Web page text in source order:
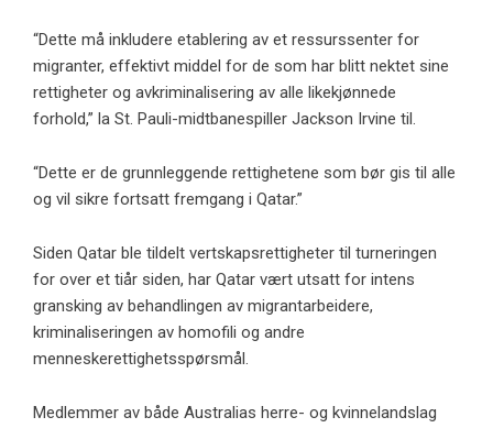
“Dette må inkludere etablering av et ressurssenter for
migranter, effektivt middel for de som har blitt nektet sine
rettigheter og avkriminalisering av alle likekjønnede
forhold,” la St. Pauli-midtbanespiller Jackson Irvine til.
“Dette er de grunnleggende rettighetene som bør gis til alle
og vil sikre fortsatt fremgang i Qatar.”
Siden Qatar ble tildelt vertskapsrettigheter til turneringen
for over et tiår siden, har Qatar vært utsatt for intens
gransking av behandlingen av migrantarbeidere,
kriminaliseringen av homofili og andre
menneskerettighetsspørsmål.
Medlemmer av både Australias herre- og kvinnelandslag